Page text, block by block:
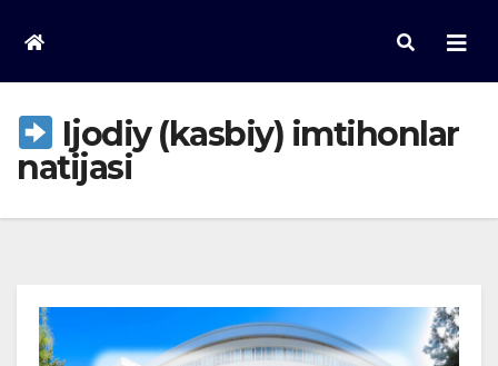
content
Ijodiy (kasbiy) imtihonlar
natijasi